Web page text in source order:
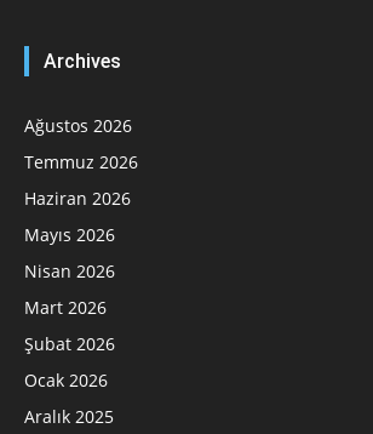
Archives
Ağustos 2026
Temmuz 2026
Haziran 2026
Mayıs 2026
Nisan 2026
Mart 2026
Şubat 2026
Ocak 2026
Aralık 2025